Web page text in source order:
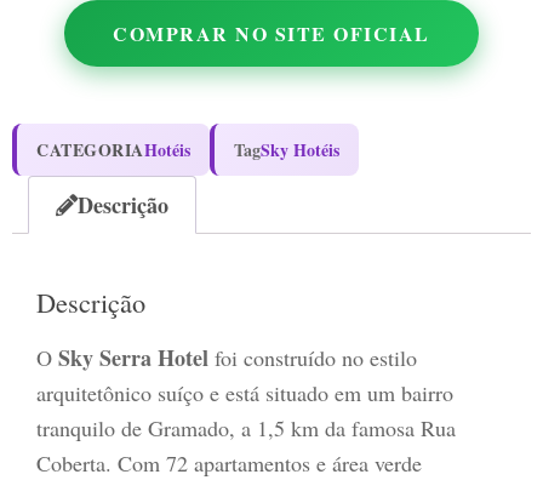
COMPRAR NO SITE OFICIAL
CATEGORIAHotéis TagSky Hotéis
Descrição
Descrição
O Sky Serra Hotel foi construído no estilo
arquitetônico suíço e está situado em um bairro
tranquilo de Gramado, a 1,5 km da famosa Rua
Coberta. Com 72 apartamentos e área verde